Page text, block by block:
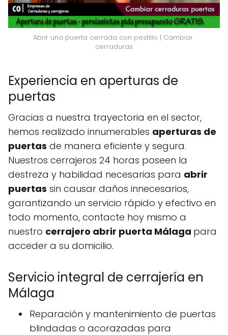
Abrir una puerta cerrada con pestillo | Cambiar
cerraduras
Experiencia en aperturas de
puertas
Gracias a nuestra trayectoria en el sector,
hemos realizado innumerables aperturas de
puertas de manera eficiente y segura.
Nuestros cerrajeros 24 horas poseen la
destreza y habilidad necesarias para abrir
puertas sin causar daños innecesarios,
garantizando un servicio rápido y efectivo en
todo momento, contacte hoy mismo a
nuestro cerrajero abrir puerta Málaga para
acceder a su domicilio.
Servicio integral de cerrajería en
Málaga
Reparación y mantenimiento de puertas
blindadas o acorazadas para